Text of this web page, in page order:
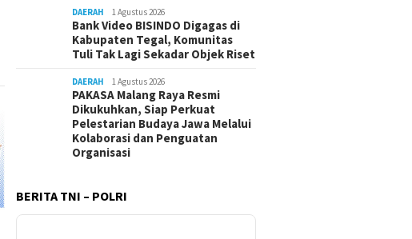
DAERAH 1 Agustus 2026
Bank Video BISINDO Digagas di
Kabupaten Tegal, Komunitas
Tuli Tak Lagi Sekadar Objek Riset
DAERAH 1 Agustus 2026
PAKASA Malang Raya Resmi
Dikukuhkan, Siap Perkuat
Pelestarian Budaya Jawa Melalui
Kolaborasi dan Penguatan
Organisasi
BERITA TNI – POLRI